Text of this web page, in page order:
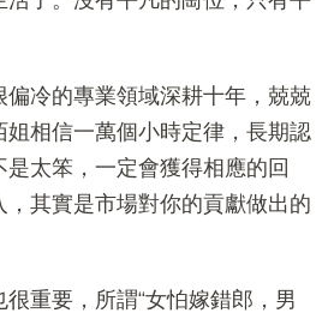
冷的專業領域深耕十年，兢兢
相信一萬個小時定律，長期認
太笨，一定會獲得相應的回
其實是市場對你的貢獻做出的
重要，所謂“女怕嫁錯郎，男